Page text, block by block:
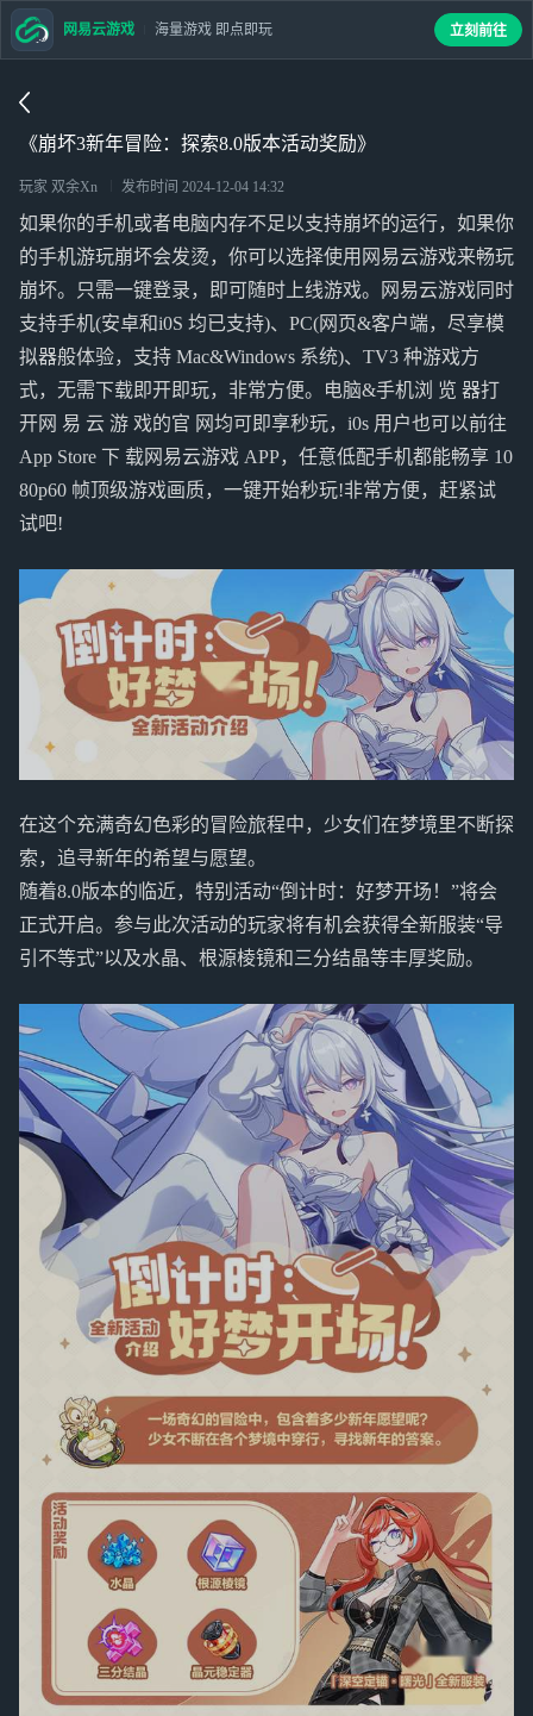
《崩坏3新年冒险：探索8.0版本活动奖励》
玩家 双余Xn 发布时间 2024-12-04 14:32
如果你的手机或者电脑内存不足以支持崩坏的运行，如果你
的手机游玩崩坏会发烫，你可以选择使用网易云游戏来畅玩
崩坏。只需一键登录，即可随时上线游戏。网易云游戏同时
支持手机(安卓和i0S 均已支持)、PC(网页&客户端，尽享模
拟器般体验，支持 Mac&Windows 系统)、TV3 种游戏方
式，无需下载即开即玩，非常方便。电脑&手机浏 览 器打
开网 易 云 游 戏的官 网均可即享秒玩，i0s 用户也可以前往
App Store 下 载网易云游戏 APP，任意低配手机都能畅享 10
80p60 帧顶级游戏画质，一键开始秒玩!非常方便，赶紧试
试吧!
在这个充满奇幻色彩的冒险旅程中，少女们在梦境里不断探
索，追寻新年的希望与愿望。
随着8.0版本的临近，特别活动“倒计时：好梦开场！”将会
正式开启。参与此次活动的玩家将有机会获得全新服装“导
引不等式”以及水晶、根源棱镜和三分结晶等丰厚奖励。
网易云游戏 海量游戏 即点即玩 立刻前往